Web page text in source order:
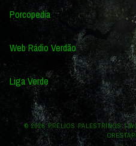
Porcopedia
Web Rádio Verdão
Liga Verde
© 2026 PRÉLIOS PALESTRINOS|